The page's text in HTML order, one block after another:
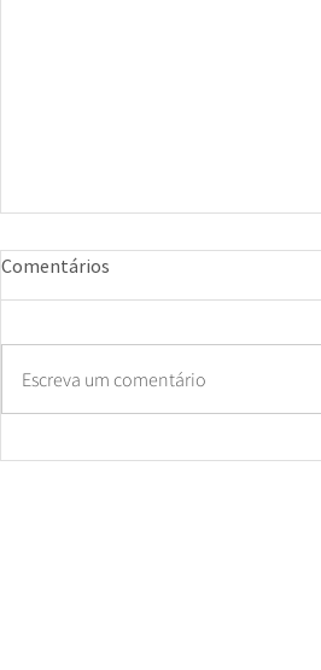
Comentários
Escreva um comentário